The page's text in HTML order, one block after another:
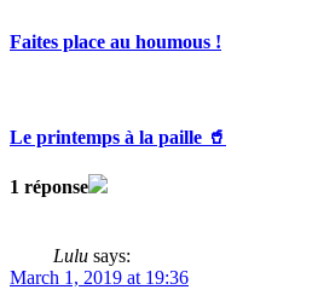
Faites place au houmous !
Le printemps à la paille 🥤
1 réponse
Lulu says:
March 1, 2019 at 19:36